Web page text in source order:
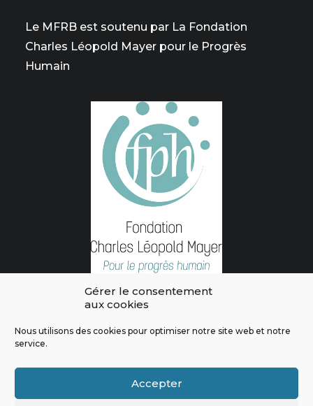
Gérer le consentement
aux cookies
Nous utilisons des cookies pour optimiser notre site web et notre
service.
Accepter
Le MFRB est soutenu par La Fondation
Charles Léopold Mayer pour le Progrès
Humain
L'intégralité des contenus de ce site sont publiés sous licence
|Politique de confidentialité